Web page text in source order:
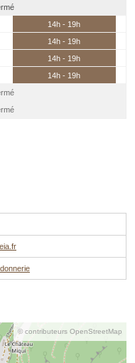
14h - 19h
14h - 19h
14h - 19h
14h - 19h
© contributeurs OpenStreetMap